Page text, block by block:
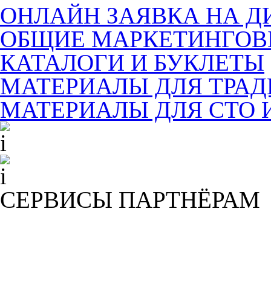
ОНЛАЙН ЗАЯВКА НА
ОБЩИЕ
КАТАЛОГИ И БУКЛЕТЫ
МАТЕРИАЛЫ ДЛЯ
МАТЕРИАЛЫ ДЛЯ СТО
СЕРВИСЫ ПАРТНЁРАМ